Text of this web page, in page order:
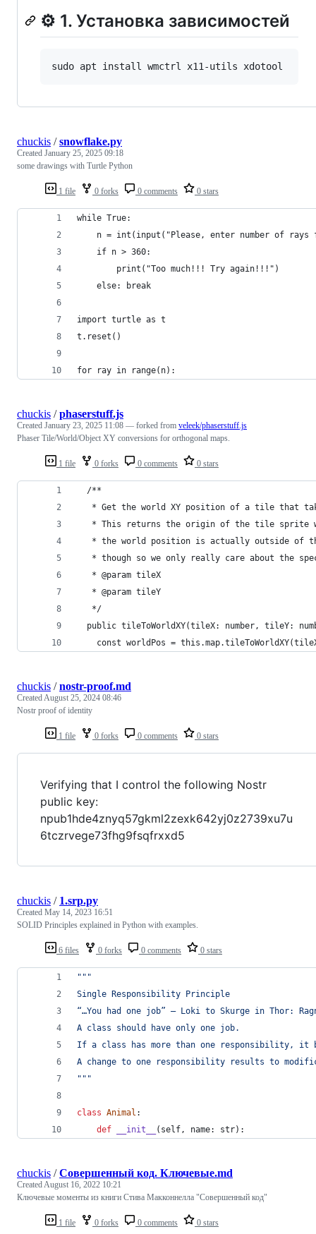
⚙️ 1. Установка зависимостей
sudo apt install wmctrl x11-utils xdotool
1 file 0 forks 0 comments 0 stars
chuckis /snowflake.py
Created January 25, 2025 09:18
some drawings with Turtle Python
while True:
n = int(input("Please, enter number of rays
	if n > 360:
		print("Too much!!! Try again!!!")
	else: break
import turtle as t
t.reset()
for ray in range(n):
1 file 0 forks 0 comments 0 stars
chuckis /phaserstuff.js
Created January 23, 2025 11:08 — forked from veleek/phaserstuff.js
Phaser Tile/World/Object XY conversions for orthogonal maps.
  /**
* Get the world XY position of a tile that
* This returns the origin of the tile
* the world position is actually outside of
* though so we only really care about the
   * @param tileX
   * @param tileY
   */
public tileToWorldXY(tileX: number, tileY:
const worldPos =
1 file 0 forks 0 comments 0 stars
chuckis /nostr-proof.md
CreatedAugust 25, 2024 08:46
Nostr proof of identity
Verifying that I control the following Nostr
public key:
npub1hde4znyq57gkml2zexk642yj0z2739xu7u
6tczrvege73fhg9fsqfrxxd5
6 files 0 forks 0 comments 0 stars
chuckis / 1.srp.py
Created May 14, 2023 16:51
SOLID Principles explained in Python with examples.
"""
Single Responsibility Principle
“…You had one job” — Loki to Skurge in Thor:
A class should have only one job.
If a class has more than one responsibility, it
A change to one responsibility results to
"""
class Animal :
def
__init__ ( self, name: str):
1 file 0 forks 0 comments 0 stars
chuckis /Совершенный код. Ключевые.md
CreatedAugust 16, 2022 10:21
Ключевые моменты из книги Стива Макконнелла "Совершенный код"